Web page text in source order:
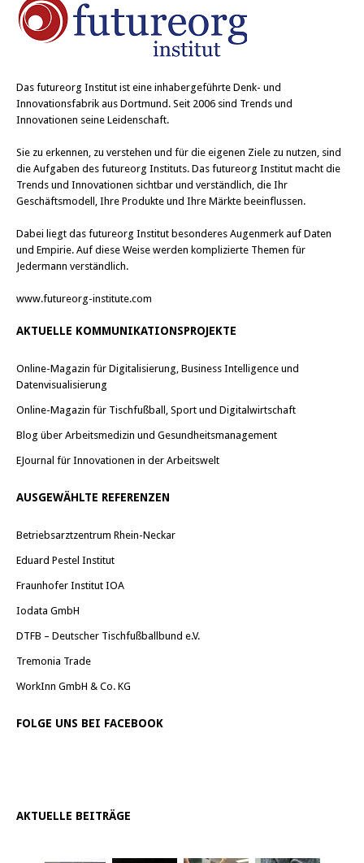
Das futureorg Institut ist eine inhabergeführte Denk- und
Innovationsfabrik aus Dortmund. Seit 2006 sind Trends und
Innovationen seine Leidenschaft.
Sie zu erkennen, zu verstehen und für die eigenen Ziele zu nutzen, sind
die Aufgaben des futureorg Instituts. Das futureorg Institut macht die
Trends und Innovationen sichtbar und verständlich, die Ihr
Geschäftsmodell, Ihre Produkte und Ihre Märkte beeinflussen.
Dabei liegt das futureorg Institut besonderes Augenmerk auf Daten
und Empirie. Auf diese Weise werden komplizierte Themen für
Jedermann verständlich.
www.futureorg-institute.com
AKTUELLE KOMMUNIKATIONSPROJEKTE
Online-Magazin für Digitalisierung, Business Intelligence und
Datenvisualisierung
Online-Magazin für Tischfußball, Sport und Digitalwirtschaft
Blog über Arbeitsmedizin und Gesundheitsmanagement
EJournal für Innovationen in der Arbeitswelt
AUSGEWÄHLTE REFERENZEN
Betriebsarztzentrum Rhein-Neckar
Eduard Pestel Institut
Fraunhofer Institut IOA
Iodata GmbH
DTFB – Deutscher Tischfußballbund e.V.
Tremonia Trade
WorkInn GmbH & Co. KG
FOLGE UNS BEI FACEBOOK
AKTUELLE BEITRÄGE